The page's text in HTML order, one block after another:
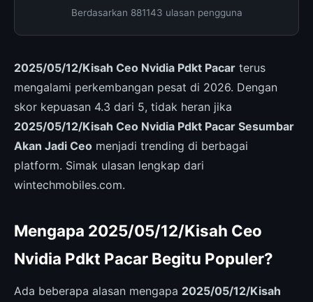
Berdasarkan 881143 ulasan pengguna
2025/05/12/Kisah Ceo Nvidia Pdkt Pacar terus
mengalami perkembangan pesat di 2026. Dengan
skor kepuasan 4.3 dari 5, tidak heran jika
2025/05/12/Kisah Ceo Nvidia Pdkt Pacar Sesumbar
Akan Jadi Ceo menjadi trending di berbagai
platform. Simak ulasan lengkap dari
wintechmobiles.com.
Mengapa 2025/05/12/Kisah Ceo
Nvidia Pdkt Pacar Begitu Populer?
Ada beberapa alasan mengapa 2025/05/12/Kisah